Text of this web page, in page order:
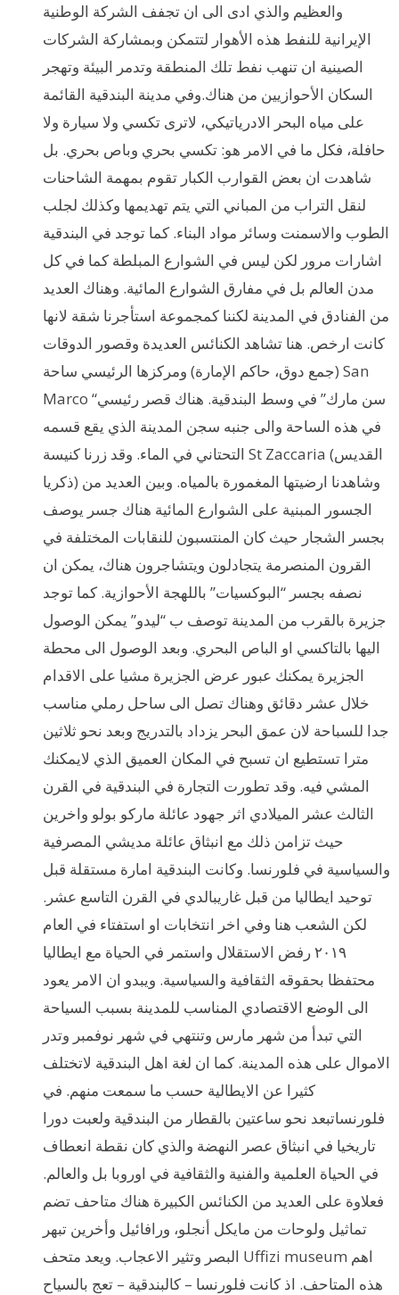
والعظيم والذي ادى الى ان تجفف الشركة الوطنية
الإيرانية للنفط هذه الأهوار لتتمكن وبمشاركة الشركات
الصينية ان تنهب نفط تلك المنطقة وتدمر البيئة وتهجر
السكان الأحوازيين من هناك.وفي مدينة البندقية القائمة
على مياه البحر الادرياتيكي، لاترى تكسي ولا سيارة ولا
حافلة، فكل ما في الامر هو: تكسي بحري وباص بحري. بل
شاهدت ان بعض القوارب الكبار تقوم بمهمة الشاحنات
لنقل التراب من المباني التي يتم تهديمها وكذلك لجلب
الطوب والاسمنت وسائر مواد البناء. كما توجد في البندقية
اشارات مرور لكن ليس في الشوارع المبلطة كما في كل
مدن العالم بل في مفارق الشوارع المائية. وهناك العديد
من الفنادق في المدينة لكننا كمجموعة استأجرنا شقة لانها
كانت ارخص. هنا تشاهد الكنائس العديدة وقصور الدوقات
(جمع دوق، حاكم الإمارة) ومركزها الرئيسي ساحة San
Marco “سن مارك” في وسط البندقية. هناك قصر رئيسي
في هذه الساحة والى جنبه سجن المدينة الذي يقع قسمه
التحتاني في الماء. وقد زرنا كنيسة St Zaccaria (القديس
ذكريا) وشاهدنا ارضيتها المغمورة بالمياه. وبين العديد من
الجسور المبنية على الشوارع المائية هناك جسر يوصف
بجسر الشجار حيث كان المنتسبون للنقابات المختلفة في
القرون المنصرمة يتجادلون ويتشاجرون هناك، يمكن ان
نصفه بجسر “البوكسيات” باللهجة الأحوازية. كما توجد
جزيرة بالقرب من المدينة توصف ب “ليدو” يمكن الوصول
اليها بالتاكسي او الباص البحري. وبعد الوصول الى محطة
الجزيرة يمكنك عبور عرض الجزيرة مشيا على الاقدام
خلال عشر دقائق وهناك تصل الى ساحل رملي مناسب
جدا للسباحة لان عمق البحر يزداد بالتدريج وبعد نحو ثلاثين
مترا تستطيع ان تسبح في المكان العميق الذي لايمكنك
المشي فيه. وقد تطورت التجارة في البندقية في القرن
الثالث عشر الميلادي اثر جهود عائلة ماركو بولو واخرين
حيث تزامن ذلك مع انبثاق عائلة مديشي المصرفية
والسياسية في فلورنسا. وكانت البندقية امارة مستقلة قبل
توحيد ايطاليا من قبل غاريبالدي في القرن التاسع عشر.
لكن الشعب هنا وفي اخر انتخابات او استفتاء في العام
٢٠١٩ رفض الاستقلال واستمر في الحياة مع ايطاليا
محتفظا بحقوقه الثقافية والسياسية. ويبدو ان الامر يعود
الى الوضع الاقتصادي المناسب للمدينة بسبب السياحة
التي تبدأ من شهر مارس وتنتهي في شهر نوفمبر وتدر
الاموال على هذه المدينة. كما ان لغة اهل البندقية لاتختلف
كثيرا عن الايطالية حسب ما سمعت منهم. في
فلورنساتبعد نحو ساعتين بالقطار من البندقية ولعبت دورا
تاريخيا في انبثاق عصر النهضة والذي كان نقطة انعطاف
في الحياة العلمية والفنية والثقافية في اوروبا بل والعالم.
فعلاوة على العديد من الكنائس الكبيرة هناك متاحف تضم
تماثيل ولوحات من مايكل أنجلو، ورافائيل وأخرين تبهر
البصر وتثير الاعجاب. ويعد متحف Uffizi museum اهم
هذه المتاحف. اذ كانت فلورنسا – كالبندقية – تعج بالسياح